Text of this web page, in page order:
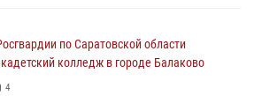
по Саратовской области
колледж в городе Балаково
4